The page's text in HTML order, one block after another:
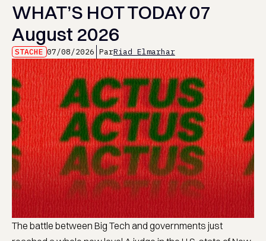
WHAT’S HOT TODAY 07
August 2026
STACHE 07/08/2026 ParRiad Elmarhar
The battle between Big Tech and governments just